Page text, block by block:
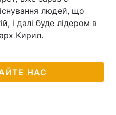
людей, що
і далі буде лідером в
Кирил.
НАС